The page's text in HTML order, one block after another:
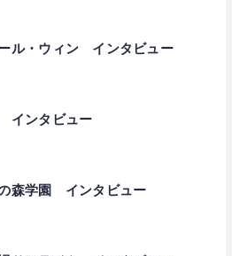
ル・ウィン インタビュー
インタビュー
森学園 インタビュー